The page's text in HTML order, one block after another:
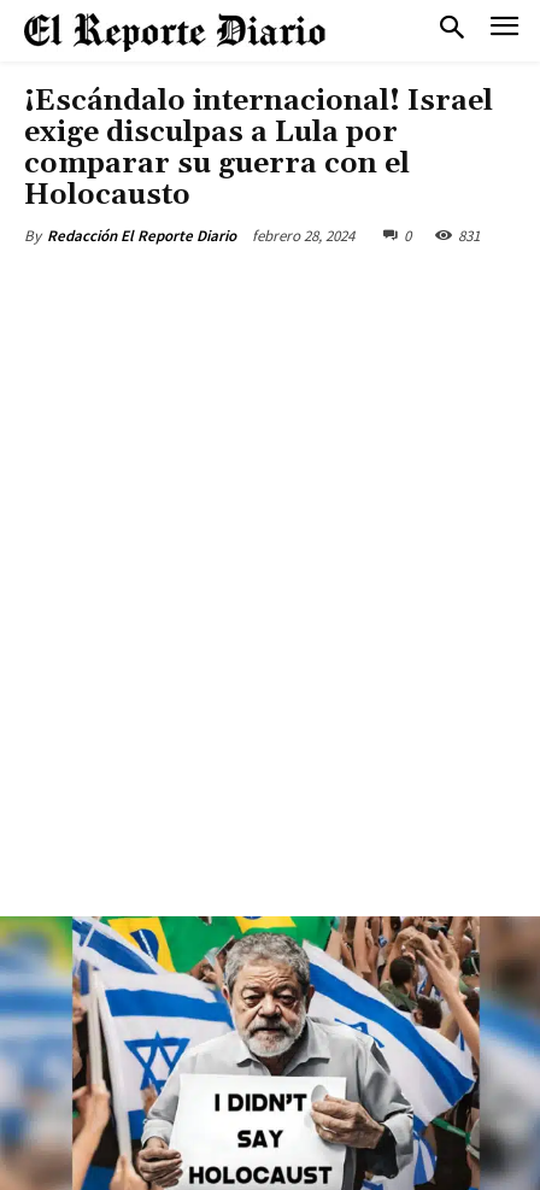
¡Escándalo internacional! Israel
exige disculpas a Lula por
comparar su guerra con el
Holocausto
By Redacción El Reporte Diario febrero 28, 2024 0 831